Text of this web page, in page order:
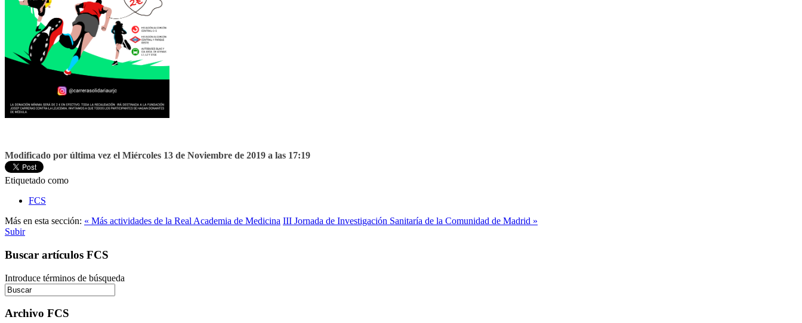
Modificado por última vez el Miércoles 13 de Noviembre de 2019 a las 17:19
Etiquetado como
FCS
Más en esta sección: « Más actividades de la Real Academia de Medicina III Jornada de Investigación Sanitaría de la Comunidad de Madrid »
Subir
Buscar artículos FCS
Introduce términos de búsqueda
Archivo FCS